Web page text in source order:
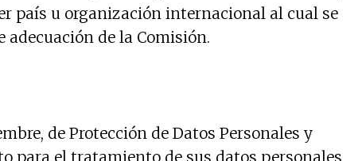
país u organización internacional al cual se
de la Comisión.
de Protección de Datos Personales y
para el tratamiento de sus datos personales